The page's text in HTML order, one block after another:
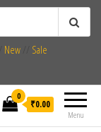
New Sale
Menu
0
₹0.00